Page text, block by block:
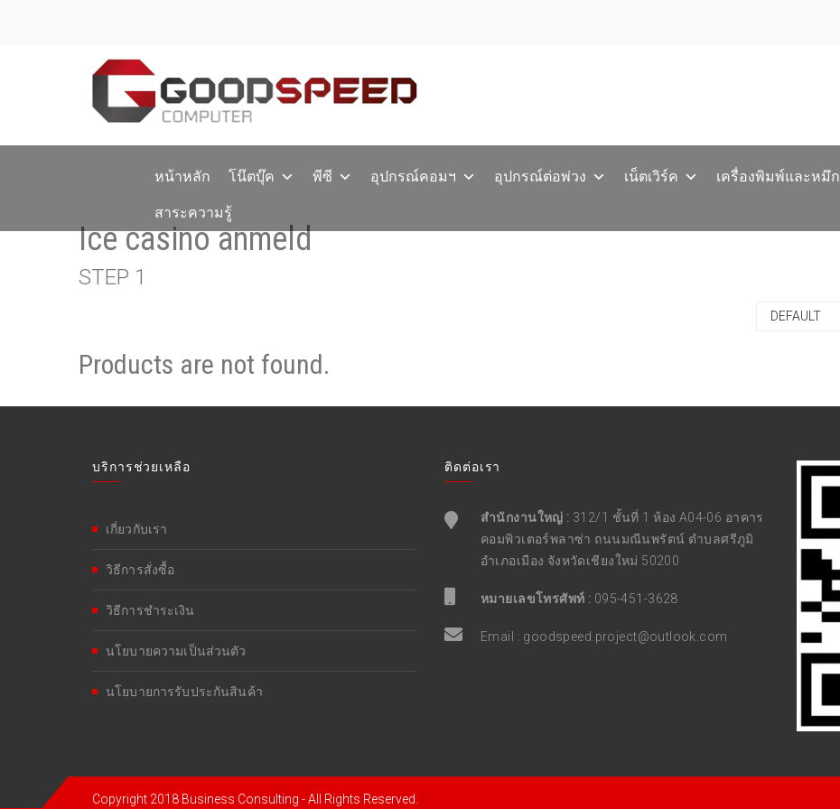
หน้าหลัก โน๊ตบุ๊ค พีซี อุปกรณ์คอมฯ อุปกรณ์ต่อพ่วง เน็ตเวิร์ค เครื่องพิมพ์และหมึก
สาระความรู้
Ice casino anmeld
STEP 1
Products are not found.
บริการช่วยเหลือ
เกี่ยวกับเรา
วิธีการสั่งซื้อ
วิธีการชำระเงิน
นโยบายความเป็นส่วนตัว
นโยบายการรับประกันสินค้า
ติดต่อเรา
สำนักงานใหญ่ : 312/1 ชั้นที่ 1 ห้อง A04-06 อาคาร
คอมพิวเตอร์พลาซ่า ถนนมณีนพรัตน์ ตำบลศรีภูมิ
อำเภอเมือง จังหวัดเชียงใหม่ 50200
หมายเลขโทรศัพท์ : 095-451-3628
Email : goodspeed.project@outlook.com
Copyright 2018 Business Consulting - All Rights Reserved.